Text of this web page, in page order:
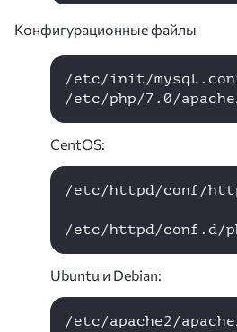
Конфигурационные файлы
/etc/init/
CentOS:
/etc/httpd/conf/
Ubuntu и Debian:
/etc/apache2/